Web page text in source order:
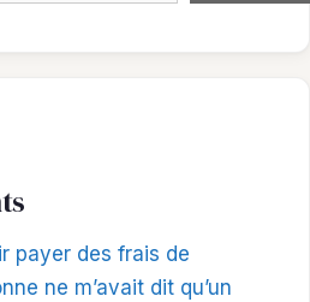
payer des frais de
ne m’avait dit qu’un